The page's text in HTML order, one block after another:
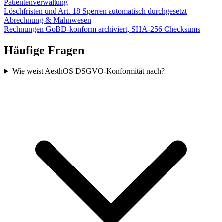
Patientenverwaltung
Löschfristen und Art. 18 Sperren automatisch durchgesetzt
Abrechnung & Mahnwesen
Rechnungen GoBD-konform archiviert, SHA-256 Checksums
Häufige Fragen
Wie weist AesthOS DSGVO-Konformität nach?